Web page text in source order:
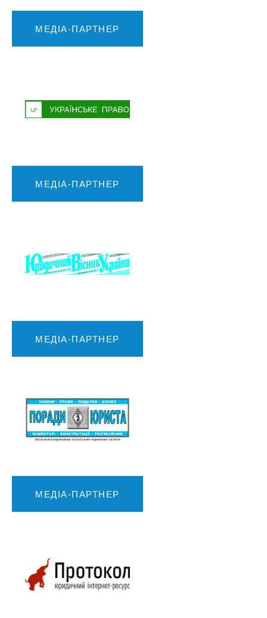
МЕДІА-ПАРТНЕР
МЕДІА-ПАРТНЕР
МЕДІА-ПАРТНЕР
МЕДІА-ПАРТНЕР